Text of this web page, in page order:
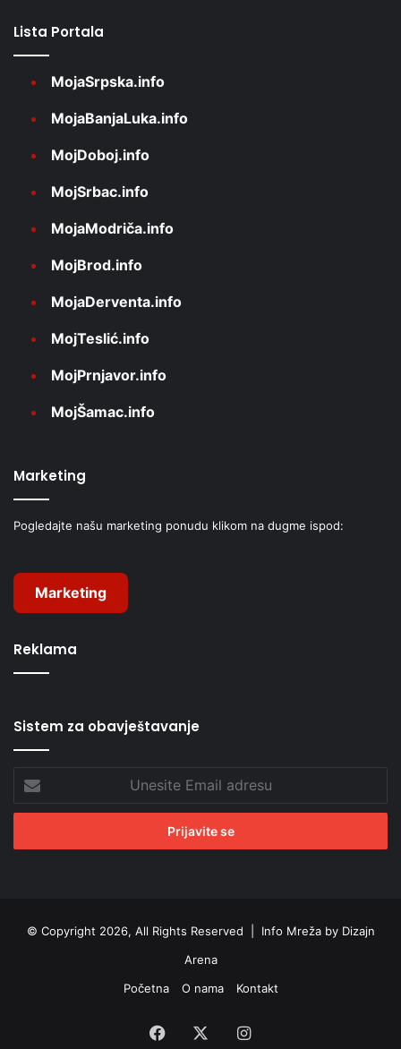
Lista Portala
MojaSrpska.info
MojaBanjaLuka.info
MojDoboj.info
MojSrbac.info
MojaModriča.info
MojBrod.info
MojaDerventa.info
MojTeslić.info
MojPrnjavor.info
MojŠamac.info
Marketing
Pogledajte našu marketing ponudu klikom na dugme ispod:
Marketing
Reklama
Sistem za obavještavanje
Email
adresu
© Copyright 2026, All Rights Reserved | Info Mreža by Dizajn
Arena
Početna
O nama Kontakt
Facebook Instagram